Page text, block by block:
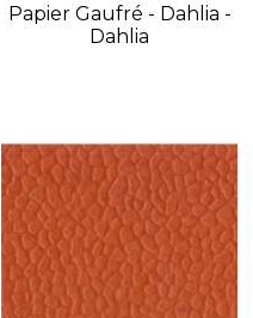
Papier Gaufré - Dahlia -
Dahlia